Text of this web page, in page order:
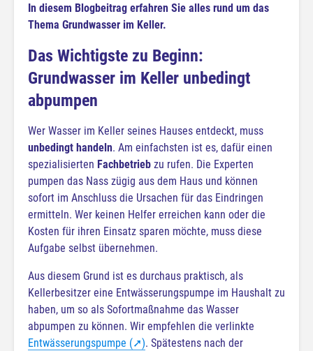
In diesem Blogbeitrag erfahren Sie alles rund um das
Thema Grundwasser im Keller.
Das Wichtigste zu Beginn:
Grundwasser im Keller unbedingt
abpumpen
Wer Wasser im Keller seines Hauses entdeckt, muss
unbedingt handeln. Am einfachsten ist es, dafür einen
spezialisierten Fachbetrieb zu rufen. Die Experten
pumpen das Nass zügig aus dem Haus und können
sofort im Anschluss die Ursachen für das Eindringen
ermitteln. Wer keinen Helfer erreichen kann oder die
Kosten für ihren Einsatz sparen möchte, muss diese
Aufgabe selbst übernehmen.
Aus diesem Grund ist es durchaus praktisch, als
Kellerbesitzer eine Entwässerungspumpe im Haushalt zu
haben, um so als Sofortmaßnahme das Wasser
abpumpen zu können. Wir empfehlen die verlinkte
Entwässerungspumpe (➚). Spätestens nach der